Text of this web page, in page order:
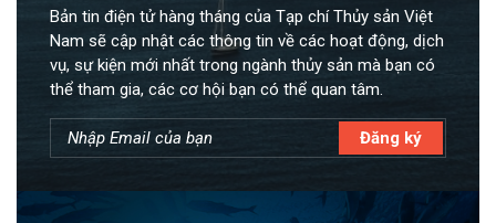
Bản tin điện tử hàng tháng của Tạp chí Thủy sản Việt
Nam sẽ cập nhật các thông tin về các hoạt động, dịch
vụ, sự kiện mới nhất trong ngành thủy sản mà bạn có
thể tham gia, các cơ hội bạn có thể quan tâm.